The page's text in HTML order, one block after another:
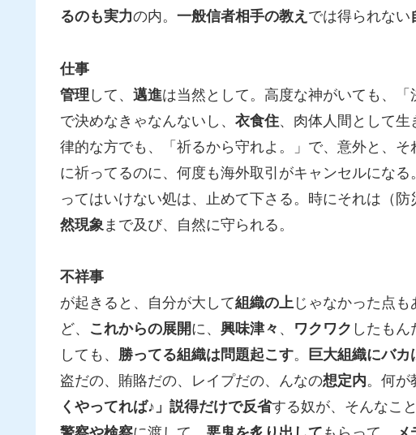
るのも実力の内。 一般信者相手の教え では得られない
仕事
管理 して、 邁進は当然として。高度な神がいても、
で決めなきゃなんないし、 衣食住、肉体人間として
律的な方でも、「祈るから守れよ。」で、意外と、そ
に祈ってるのに、何度も海外取引がキャンセルにな
ってはいけない処は、止めて下さる。時にそれは（防
然現象 まで及び、自然に守られる。
不祥事
が起きると、自分が大して組織の上 じゃなかった点も
ど、 これからの展開に、 興味津々 、 ワクワク したもん
しても、 勝ってる組織は問題起こす。 巨大組織にバカ
盗だの、賄賂だの、レイプだの、んなの想定内。何が
くやってれば♪」 説得だけで反省する奴が、そんなこ